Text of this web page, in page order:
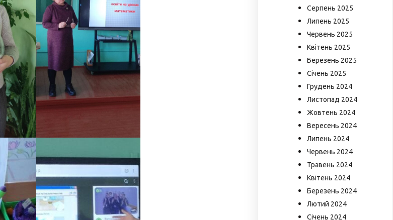
Серпень 2025
Липень 2025
Червень 2025
Квітень 2025
Березень 2025
Січень 2025
Грудень 2024
Листопад 2024
Жовтень 2024
Вересень 2024
Липень 2024
Червень 2024
Травень 2024
Квітень 2024
Березень 2024
Лютий 2024
Січень 2024